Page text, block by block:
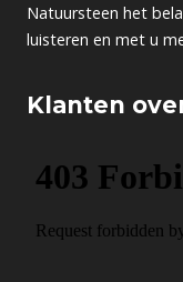
Natuursteen het
luisteren en met u
Klanten